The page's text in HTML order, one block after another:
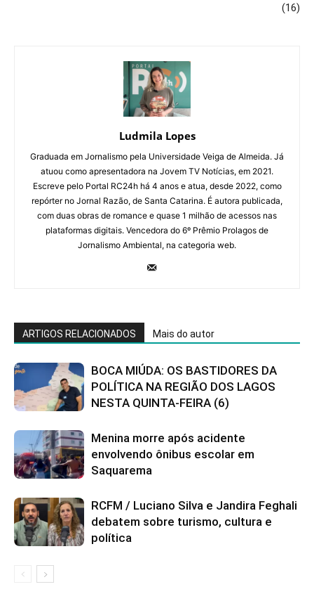
(16)
Ludmila Lopes
Graduada em Jornalismo pela Universidade Veiga de Almeida. Já
atuou como apresentadora na Jovem TV Notícias, em 2021.
Escreve pelo Portal RC24h há 4 anos e atua, desde 2022, como
repórter no Jornal Razão, de Santa Catarina. É autora publicada,
com duas obras de romance e quase 1 milhão de acessos nas
plataformas digitais. Vencedora do 6º Prêmio Prolagos de
Jornalismo Ambiental, na categoria web.
ARTIGOS RELACIONADOS Mais do autor
BOCA MIÚDA: OS BASTIDORES DA
POLÍTICA NA REGIÃO DOS LAGOS
NESTA QUINTA-FEIRA (6)
Menina morre após acidente
envolvendo ônibus escolar em
Saquarema
RCFM / Luciano Silva e Jandira Feghali
debatem sobre turismo, cultura e
política